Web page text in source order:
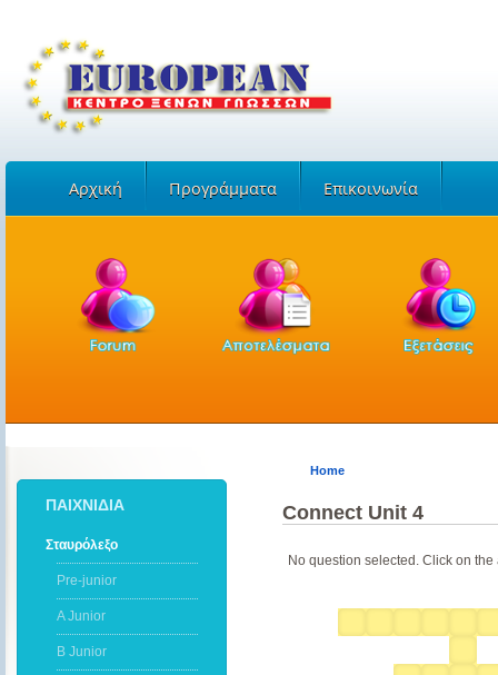
Αρχική Προγράμματα Επικοινωνία
Home
Connect Unit 4
No question selected. Click on
ΠΑΙΧΝΙΔΙΑ
Σταυρόλεξο
Pre-junior
A Junior
B Junior